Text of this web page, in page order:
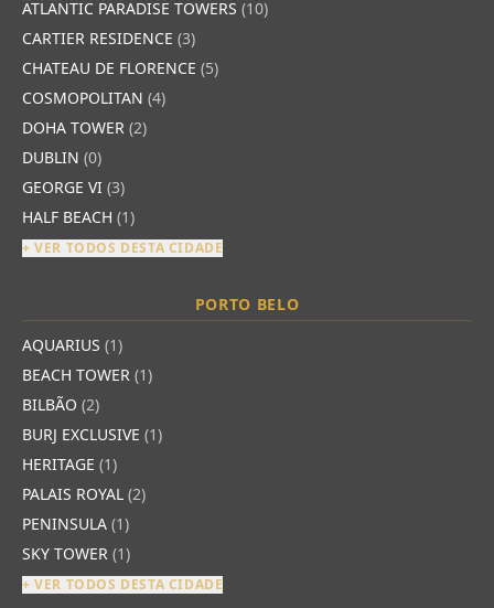
ATLANTIC PARADISE TOWERS (10)
CARTIER RESIDENCE (3)
CHATEAU DE FLORENCE (5)
COSMOPOLITAN (4)
DOHA TOWER (2)
DUBLIN (0)
GEORGE VI (3)
HALF BEACH (1)
+ VER TODOS DESTA CIDADE
PORTO BELO
AQUARIUS (1)
BEACH TOWER (1)
BILBÃO (2)
BURJ EXCLUSIVE (1)
HERITAGE (1)
PALAIS ROYAL (2)
PENINSULA (1)
SKY TOWER (1)
+ VER TODOS DESTA CIDADE